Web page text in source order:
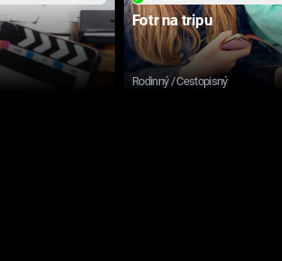
Fotr na tripu
Rodinný / Cestopisný